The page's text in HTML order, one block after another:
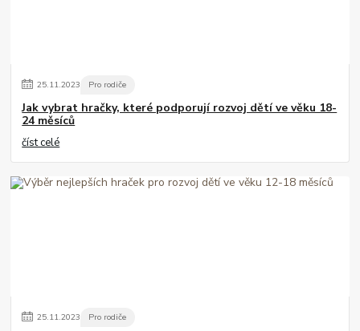
25.11.2023 Pro rodiče
Jak vybrat hračky, které podporují rozvoj dětí ve věku 18-
24 měsíců
číst celé
25.11.2023 Pro rodiče